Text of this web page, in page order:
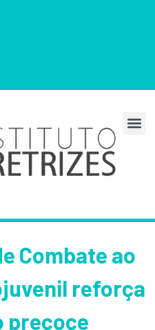
Combate ao
reforça
precoce